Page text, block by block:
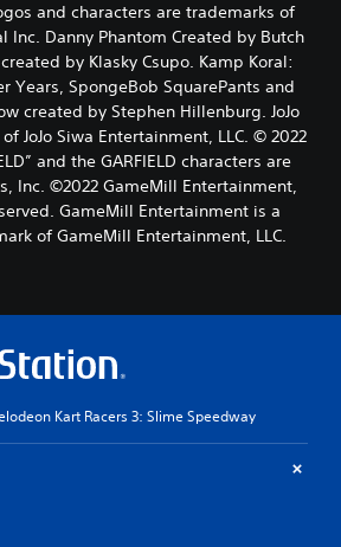
and characters are trademarks of
Inc. Danny Phantom Created by Butch
by Klasky Csupo. Kamp Koral:
Years, SpongeBob SquarePants and
created by Stephen Hillenburg. JoJo
JoJo Siwa Entertainment, LLC. © 2022
and the GARFIELD characters are
Inc. ©2022 GameMill Entertainment,
GameMill Entertainment is a
of GameMill Entertainment, LLC.
Kart Racers 3: Slime Speedway